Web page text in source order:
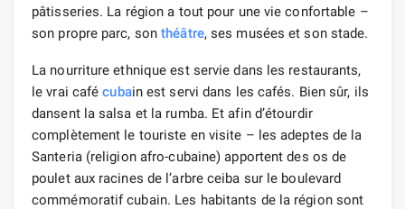
pâtisseries. La région a tout pour une vie confortable –
son propre parc, sonthéâtre, ses musées et son stade.
La nourriture ethnique est servie dans les restaurants,
le vrai cafécubain est servi dans les cafés. Bien sûr, ils
dansent la salsa et la rumba. Et afin d’étourdir
complètement le touriste en visite – les adeptes de la
Santeria (religion afro-cubaine) apportent des os de
poulet aux racines de l’arbre ceiba sur le boulevard
commémoratif cubain. Les habitants de la région sont